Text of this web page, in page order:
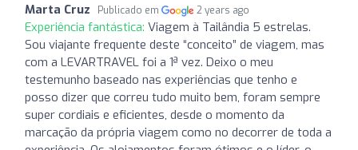
Marta Cruz Publicado em 2 years ago
Experiência fantástica: Viagem à Tailândia 5 estrelas.
Sou viajante frequente deste “conceito” de viagem, mas
com a LEVARTRAVEL foi a 1ª vez. Deixo o meu
testemunho baseado nas experiências que tenho e
posso dizer que correu tudo muito bem, foram sempre
super cordiais e eficientes, desde o momento da
marcação da própria viagem como no decorrer de toda a